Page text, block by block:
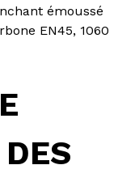
émoussé
EN45, 1060